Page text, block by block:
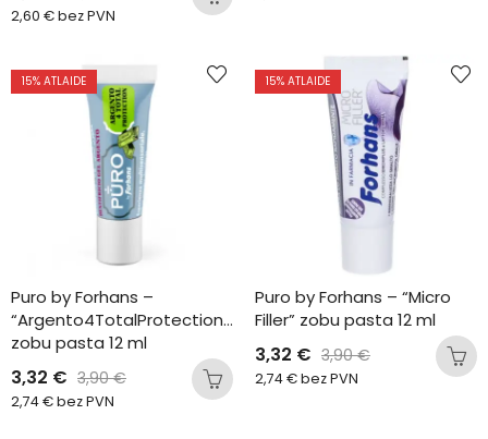
2,60 €bez PVN
15% ATLAIDE
Puro by Forhans –
“Argento4TotalProtection”
zobu pasta 12 ml
3,32 € 3,90€
2,74€bez PVN
15% ATLAIDE
Puro by Forhans – “Micro
Filler” zobu pasta 12 ml
3,32 € 3,90€
2,74€bez PVN